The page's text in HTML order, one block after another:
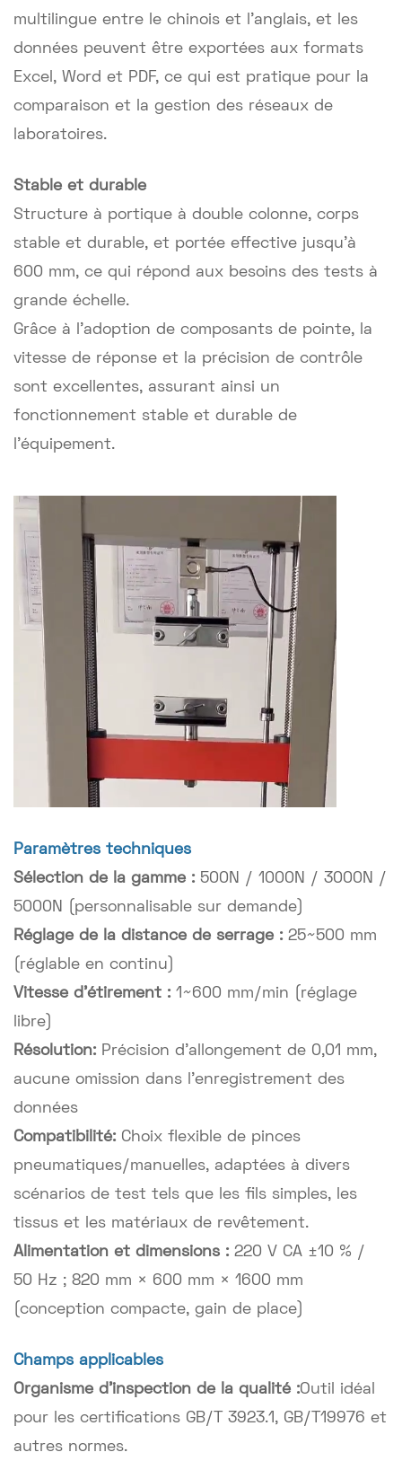
multilingue entre le chinois et l'anglais, et les
données peuvent être exportées aux formats
Excel, Word et PDF, ce qui est pratique pour la
comparaison et la gestion des réseaux de
laboratoires.
Stable et durable
Structure à portique à double colonne, corps
stable et durable, et portée effective jusqu'à
600 mm, ce qui répond aux besoins des tests à
grande échelle.
Grâce à l'adoption de composants de pointe, la
vitesse de réponse et la précision de contrôle
sont excellentes, assurant ainsi un
fonctionnement stable et durable de
l'équipement.
Paramètres techniques
Sélection de la gamme : 500N / 1000N / 3000N /
5000N (personnalisable sur demande)
Réglage de la distance de serrage : 25~500 mm
(réglable en continu)
Vitesse d'étirement : 1~600 mm/min (réglage
libre)
Résolution: Précision d'allongement de 0,01 mm,
aucune omission dans l'enregistrement des
données
Compatibilité: Choix flexible de pinces
pneumatiques/manuelles, adaptées à divers
scénarios de test tels que les fils simples, les
tissus et les matériaux de revêtement.
Alimentation et dimensions : 220 V CA ±10 % /
50 Hz ; 820 mm × 600 mm × 1600 mm
(conception compacte, gain de place)
Champs applicables
Organisme d'inspection de la qualité :Outil idéal
pour les certifications GB/T 3923.1, GB/T19976 et
autres normes.